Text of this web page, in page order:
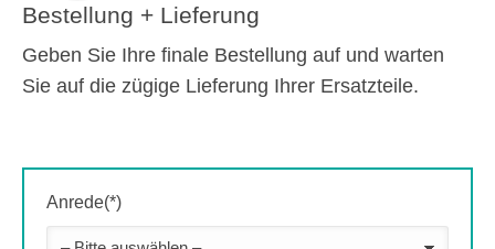
Bestellung + Lieferung
Geben Sie Ihre finale Bestellung auf und warten
Sie auf die zügige Lieferung Ihrer Ersatzteile.
Anrede(*)